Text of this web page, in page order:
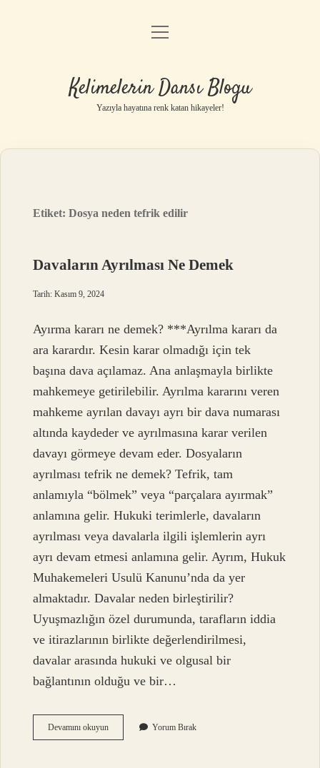
Anasayfa
Yasal Uyarı
menüyü
Kelimelerin Dansı Blogu
Yazıyla hayatına renk katan hikayeler!
Etiket:Dosya neden tefrik edilir
Davaların Ayrılması Ne Demek
Tarih: Kasım 9, 2024
Ayırma kararı ne demek? ***Ayrılma kararı da
ara karardır. Kesin karar olmadığı için tek
başına dava açılamaz. Ana anlaşmayla birlikte
mahkemeye getirilebilir. Ayrılma kararını veren
mahkeme ayrılan davayı ayrı bir dava numarası
altında kaydeder ve ayrılmasına karar verilen
davayı görmeye devam eder. Dosyaların
ayrılması tefrik ne demek? Tefrik, tam
anlamıyla “bölmek” veya “parçalara ayırmak”
anlamına gelir. Hukuki terimlerle, davaların
ayrılması veya davalarla ilgili işlemlerin ayrı
ayrı devam etmesi anlamına gelir. Ayrım, Hukuk
Muhakemeleri Usulü Kanunu’nda da yer
almaktadır. Davalar neden birleştirilir?
Uyuşmazlığın özel durumunda, tarafların iddia
ve itirazlarının birlikte değerlendirilmesi,
davalar arasında hukuki ve olgusal bir
bağlantının olduğu ve bir…
Devamını okuyunDavaların
Ayrılması
Yorum Bırak